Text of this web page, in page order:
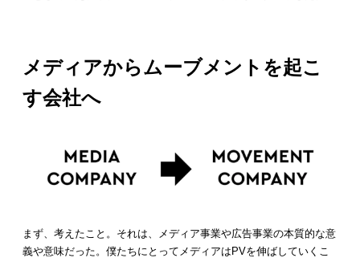
メディアからムーブメントを起こ
す会社へ
まず、考えたこと。それは、メディア事業や広告事業の本質的な意
義や意味だった。僕たちにとってメディアはPVを伸ばしていくこ